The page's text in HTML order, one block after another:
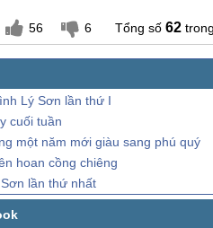
56 6 62
Lý Sơn lần thứ I
cuối tuần
một năm mới giàu sang phú quý
hoan cồng chiêng
lần thứ nhất